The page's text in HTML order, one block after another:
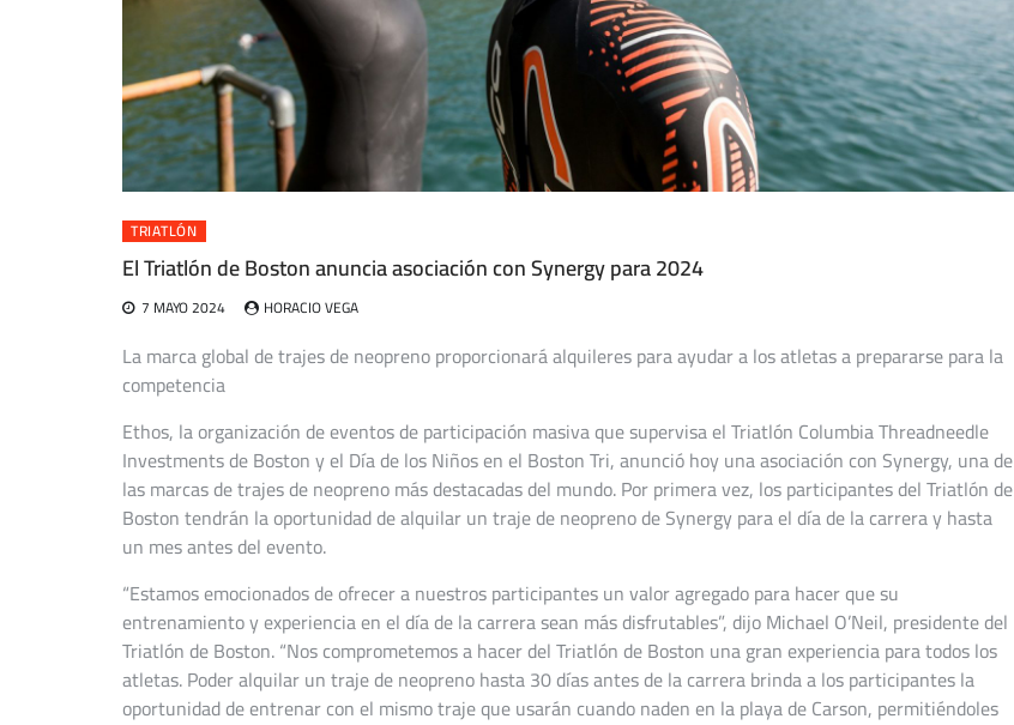
TRIATLÓN
El Triatlón de Boston anuncia asociación con Synergy para 2024
7 MAYO 2024 HORACIO VEGA
La marca global de trajes de neopreno proporcionará alquileres para ayudar a los atletas a prepararse para la
competencia
Ethos, la organización de eventos de participación masiva que supervisa el Triatlón Columbia Threadneedle
Investments de Boston y el Día de los Niños en el Boston Tri, anunció hoy una asociación con Synergy, una de
las marcas de trajes de neopreno más destacadas del mundo. Por primera vez, los participantes del Triatlón de
Boston tendrán la oportunidad de alquilar un traje de neopreno de Synergy para el día de la carrera y hasta
un mes antes del evento.
“Estamos emocionados de ofrecer a nuestros participantes un valor agregado para hacer que su
entrenamiento y experiencia en el día de la carrera sean más disfrutables”, dijo Michael O’Neil, presidente del
Triatlón de Boston. “Nos comprometemos a hacer del Triatlón de Boston una gran experiencia para todos los
atletas. Poder alquilar un traje de neopreno hasta 30 días antes de la carrera brinda a los participantes la
oportunidad de entrenar con el mismo traje que usarán cuando naden en la playa de Carson, permitiéndoles